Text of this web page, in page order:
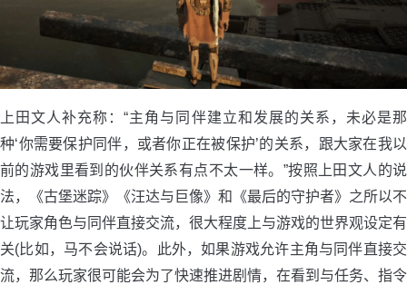
上田文人补充称：“主角与同伴建立和发展的关系，未必是那
种‘你需要保护同伴，或者你正在被保护’的关系，跟大家在我以
前的游戏里看到的伙伴关系有点不太一样。”按照上田文人的说
法，《古堡迷踪》《汪达与巨像》和《最后的守护者》之所以不
让玩家角色与同伴直接交流，很大程度上与游戏的世界观设定有
关(比如，马不会说话)。此外，如果游戏允许主角与同伴直接交
流，那么玩家很可能会为了快速推进剧情，在看到与任务、指令